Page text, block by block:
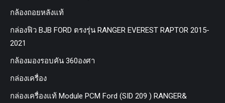
กล้องถอยหลังแท้
กล่องฟิว BJB FORD ตรงรุ่น RANGER EVEREST RAPTOR 2015-
2021
กล้องมองรอบคัน 360องศา
กล่องเครื่อง
กล่องเครื่องแท้ Module PCM Ford (SID 209 ) RANGER&